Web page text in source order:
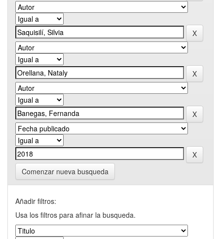
Comenzar nueva busqueda
Añadir filtros:
Usa los filtros para afinar la busqueda.